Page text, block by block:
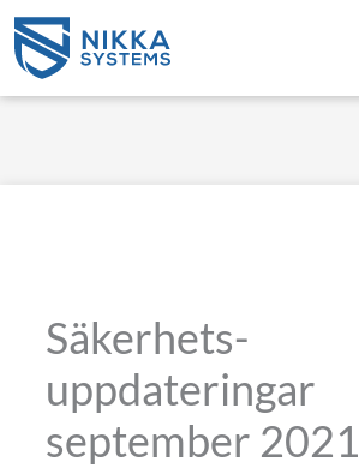
Hoppa
innehåll
Säkerhets­
uppdateringar
september 2021